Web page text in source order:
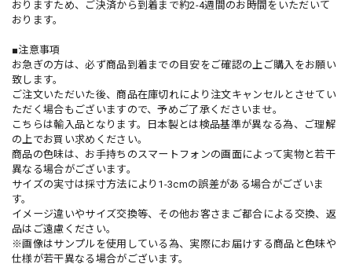
おりますため、ご決済から到着まで約2-4週間のお時間をいただいて
おります。
■注意事項
お急ぎの方は、必ず商品到着までの目安をご確認の上ご購入をお願い
致します。
ご注文いただいた後、商品在庫切れにより注文キャンセルとさせてい
ただく場合もございますので、予めご了承くださいませ。
こちらは輸入品となります。日本製とは検品基準が異なる為、ご理解
の上でお買い求めください。
商品の色味は、お手持ちのスマートフォンの画面によって実物と若干
異なる場合がございます。
サイズの実寸は採寸方法により1-3cmの誤差がある場合がございま
す。
イメージ違いやサイズ交換等、その他お客さまご都合による交換、返
品はご遠慮ください。
※画像はサンプルを使用している為、実際にお届けする商品と色味や
仕様が若干異なる場合がございます。